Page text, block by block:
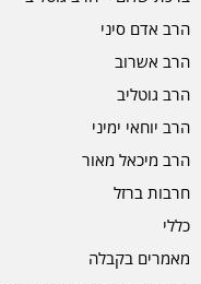
הרב אדם סיני
הרב אשרוב
הרב גוטליב
הרב יוחאי ימיני
הרב מיכאל מאור
חרבות ברזל
כללי
מאמרים בקבלה